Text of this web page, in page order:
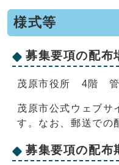
様式等
募集要項の配布
茂原市役所 4階 管
茂原市公式ウェブサ
す。なお、郵送での
募集要項の配布